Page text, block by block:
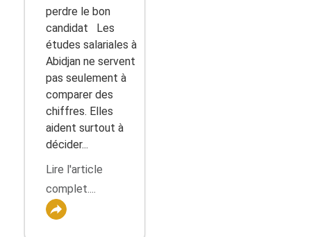
perdre le bon
candidat Les
études salariales à
Abidjan ne servent
pas seulement à
comparer des
chiffres. Elles
aident surtout à
décider...
Lire l'article
complet....